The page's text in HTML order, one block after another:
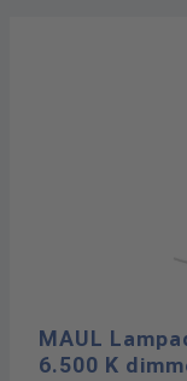
MAUL
6.500 K